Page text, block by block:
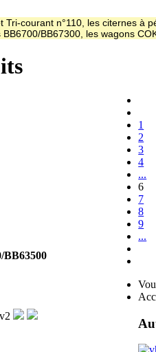
courant n°110, les citernes à
BB67300, les wagons
BB63500
1
2
3
4
...
6
7
8
9
...